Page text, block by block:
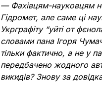
— Фахівцям-науковцям
Гідромет, але саме ці
Укрграфіту “уйті от
словами пана Ігоря
тільки фактично, а не у
передбачено жодного
викидів? Знову за